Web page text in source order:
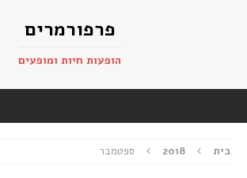
פרפורמרים
הופעות חיות ומופעים
בית 2018 ספטמבר